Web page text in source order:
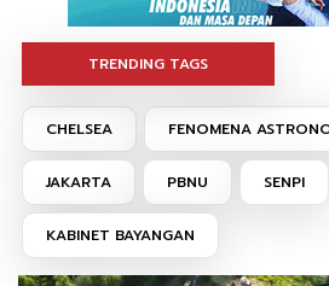
TRENDING TAGS
CHELSEA FENOMENA
JAKARTA PBNU SENPI
KABINET BAYANGAN